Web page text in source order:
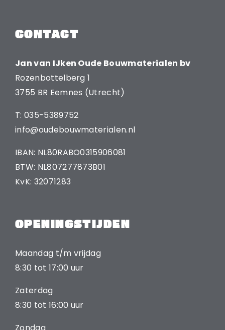
CONTACT
Jan van IJken Oude Bouwmaterialen bv
Rozenbottelberg 1
3755 BR Eemnes (Utrecht)
T: 035-5389752
info@oudebouwmaterialen.nl
IBAN: NL80RABO0315906081
BTW: NL807277873B01
KvK: 32071283
OPENINGSTIJDEN
Maandag t/m vrijdag
8:30 tot 17:00 uur
Zaterdag
8:30 tot 16:00 uur
Zondag